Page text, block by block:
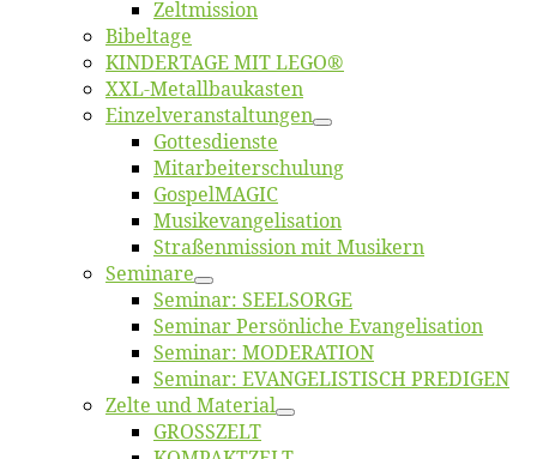
Zelt­mis­si­on
Bi­bel­ta­ge
KINDERTAGE MIT LEGO®
XXL-Me­­tal­l­­bau­­kas­­ten
Einzelver­an­stal­tungen
Got­tes­diens­te
Mitarbeiter­schulung
Gos­pel­MA­GIC
Musikevan­ge­li­sa­tion
Straßenmis­sion mit Musikern
Se­mi­na­re
Se­mi­nar: SEELSORGE
Se­mi­nar Per­sön­li­che Evangelisation
Se­mi­nar: MODERATION
Se­mi­nar: EVANGELISTISCH PREDIGEN
Zel­te und Material
GROSSZELT